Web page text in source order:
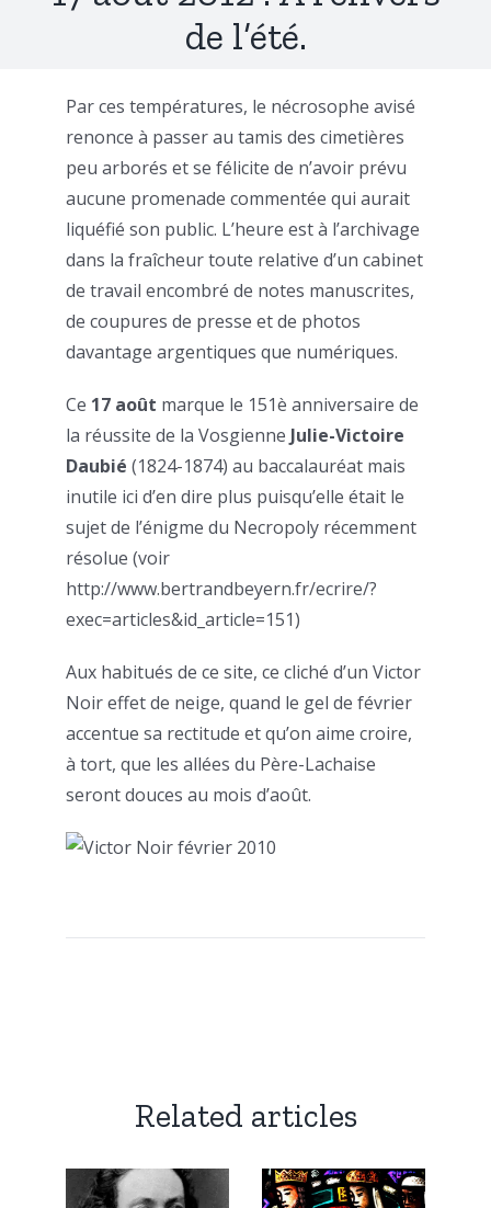
de l’été.
Par ces températures, le nécrosophe avisé
renonce à passer au tamis des cimetières
peu arborés et se félicite de n’avoir prévu
aucune promenade commentée qui aurait
liquéfié son public. L’heure est à l’archivage
dans la fraîcheur toute relative d’un cabinet
de travail encombré de notes manuscrites,
de coupures de presse et de photos
davantage argentiques que numériques.
Ce 17 août marque le 151è anniversaire de
la réussite de la Vosgienne Julie-Victoire
Daubié (1824-1874) au baccalauréat mais
inutile ici d’en dire plus puisqu’elle était le
sujet de l’énigme du Necropoly récemment
résolue (voir
http://www.bertrandbeyern.fr/ecrire/?
exec=articles&id_article=151)
Aux habitués de ce site, ce cliché d’un Victor
Noir effet de neige, quand le gel de février
accentue sa rectitude et qu’on aime croire,
à tort, que les allées du Père-Lachaise
seront douces au mois d’août.
Related articles